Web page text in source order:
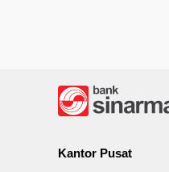
Kantor Pusat